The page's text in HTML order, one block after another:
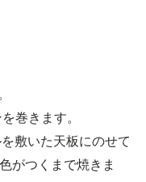
巻きます。
敷いた天板にのせて
がつくまで焼きま